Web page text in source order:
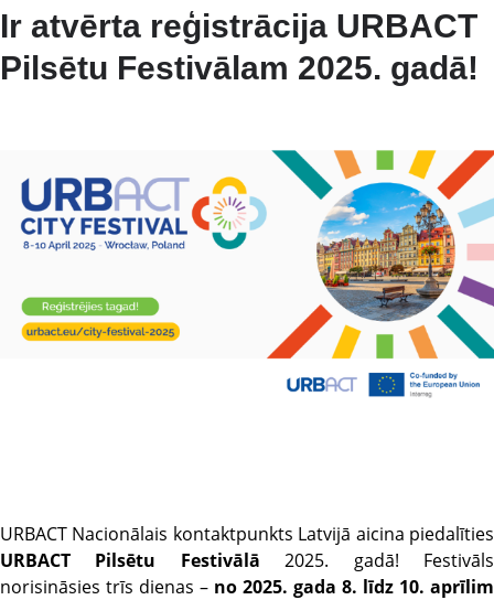
Ir atvērta reģistrācija URBACT
Pilsētu Festivālam 2025. gadā!
URBACT Nacionālais kontaktpunkts Latvijā aicina piedalīties
URBACT Pilsētu Festivālā 2025. gadā! Festivāls
norisināsies trīs dienas – no 2025. gada 8. līdz 10. aprīlim